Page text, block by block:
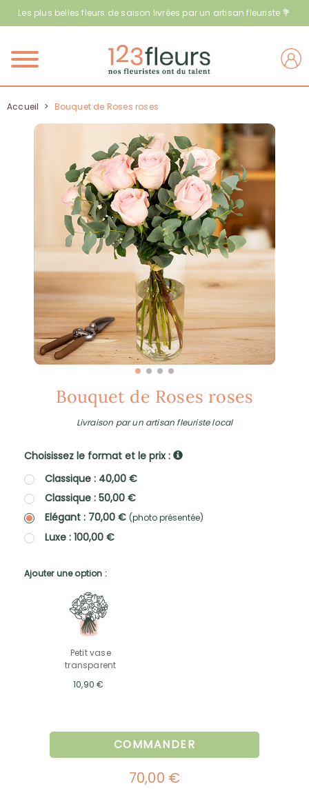
Les plus belles fleurs de saison livrées par un artisan fleuriste 💐
Menu
Accueil > Bouquet de Roses roses
Bouquet de Roses roses
Livraison par un artisan fleuriste local
Choisissez le format et le prix :
Classique : 40,00 €
Classique : 50,00 €
Elégant : 70,00 € (photo présentée)
Luxe : 100,00 €
Ajouter une option :
Petit vase
transparent
10,90 €
COMMANDER
70,00 €